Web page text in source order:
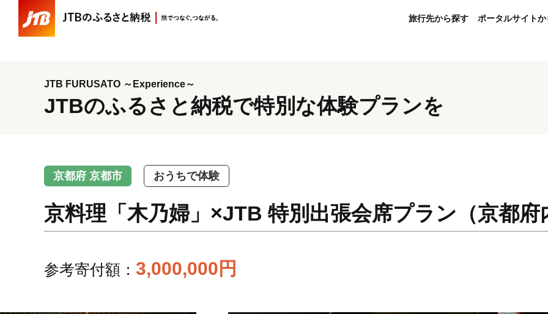
旅行先から探す ポータルサイト
JTB FURUSATO ～Experience～
JTBのふるさと納税で特別な体験プランを
京都府 京都市 おうちで体験
京料理「木乃婦」×JTB 特別出張会席プラン（京都府
参考寄付額： 3,000,000円